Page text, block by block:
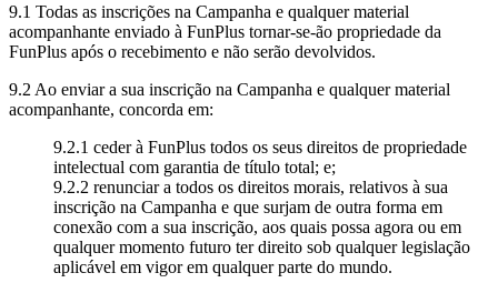
9.1 Todas as inscrições na Campanha e qualquer material
acompanhante enviado à FunPlus tornar-se-ão propriedade da
FunPlus após o recebimento e não serão devolvidos.
9.2 Ao enviar a sua inscrição na Campanha e qualquer material
acompanhante, concorda em:
9.2.1 ceder à FunPlus todos os seus direitos de propriedade
intelectual com garantia de título total; e;
9.2.2 renunciar a todos os direitos morais, relativos à sua
inscrição na Campanha e que surjam de outra forma em
conexão com a sua inscrição, aos quais possa agora ou em
qualquer momento futuro ter direito sob qualquer legislação
aplicável em vigor em qualquer parte do mundo.